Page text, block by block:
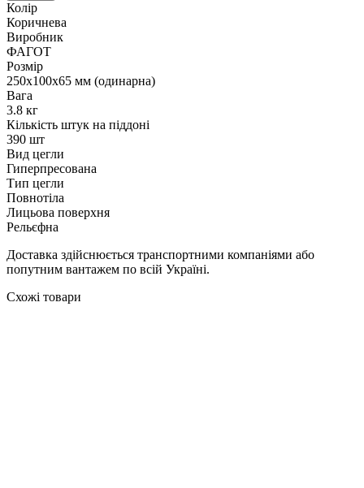
Колір
Коричнева
Виробник
ФАГОТ
Розмір
250х100х65 мм (одинарна)
Вага
3.8 кг
Кількість штук на піддоні
390 шт
Вид цегли
Гиперпресована
Тип цегли
Повнотіла
Лицьова поверхня
Рельєфна
Доставка здійснюється транспортними компаніями або
попутним вантажем по всій Україні.
Схожі товари